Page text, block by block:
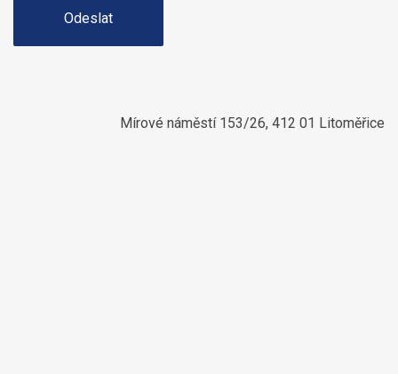
Odeslat
Mírové náměstí 153/26, 412 01 Litoměřice